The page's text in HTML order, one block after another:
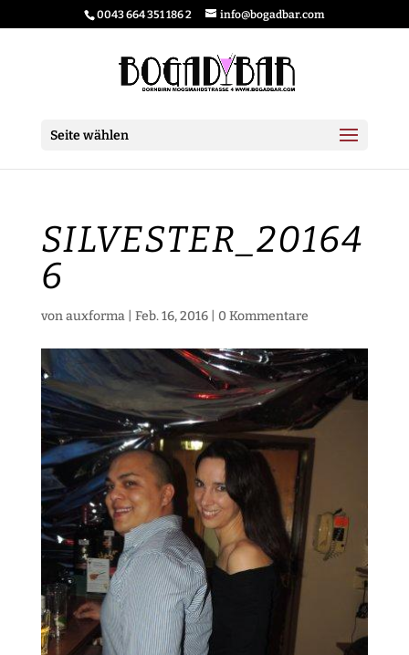
0043 664 351 186 2 info@bogadbar.com
Seite wählen
SILVESTER_20164
6
vonauxforma| Feb. 16, 2016| 0 Kommentare